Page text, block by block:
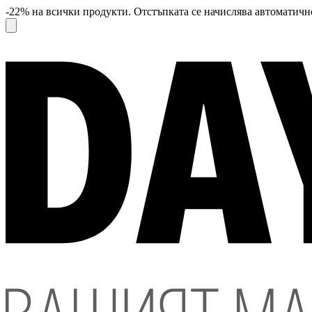
-22% на всички продукти. Отстъпката се начислява